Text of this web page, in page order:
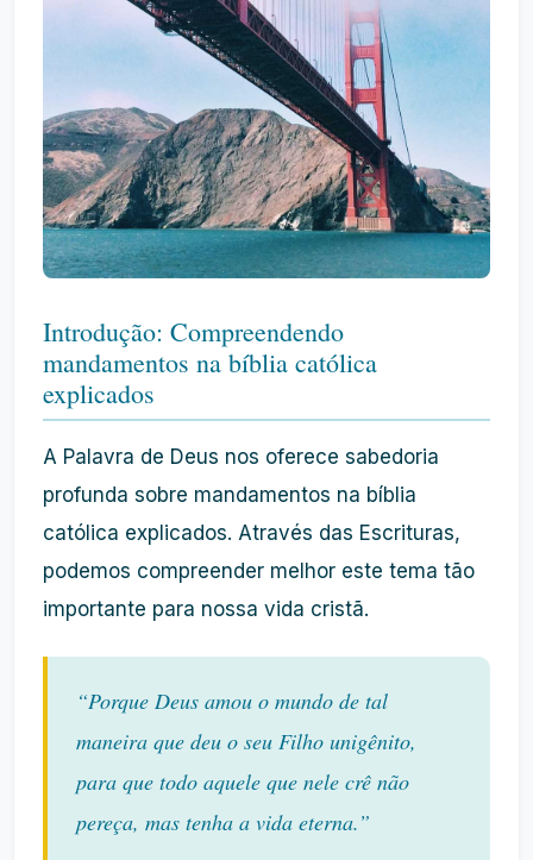
Introdução: Compreendendo
mandamentos na bíblia católica
explicados
A Palavra de Deus nos oferece sabedoria
profunda sobre mandamentos na bíblia
católica explicados. Através das Escrituras,
podemos compreender melhor este tema tão
importante para nossa vida cristã.
“Porque Deus amou o mundo de tal
maneira que deu o seu Filho unigênito,
para que todo aquele que nele crê não
pereça, mas tenha a vida eterna.”